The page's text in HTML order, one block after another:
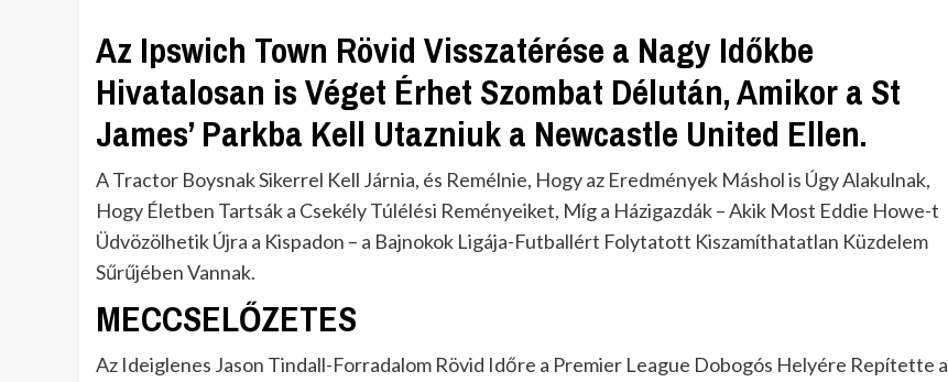
Az Ipswich Town Rövid Visszatérése a Nagy Időkbe
Hivatalosan is Véget Érhet Szombat Délután, Amikor a St
James’ Parkba Kell Utazniuk a Newcastle United Ellen.
A Tractor Boysnak Sikerrel Kell Járnia, és Remélnie, Hogy az Eredmények Máshol is Úgy Alakulnak,
Hogy Életben Tartsák a Csekély Túlélési Reményeiket, Míg a Házigazdák – Akik Most Eddie Howe-t
Üdvözölhetik Újra a Kispadon – a Bajnokok Ligája-Futballért Folytatott Kiszamíthatatlan Küzdelem
Sűrűjében Vannak.
MECCSELŐZETES
Az Ideiglenes Jason Tindall-Forradalom Rövid Időre a Premier League Dobogós Helyére Repítette a